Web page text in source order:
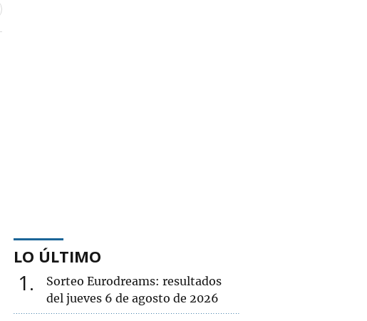
LO ÚLTIMO
1
Sorteo Eurodreams: resultados
del jueves 6 de agosto de 2026